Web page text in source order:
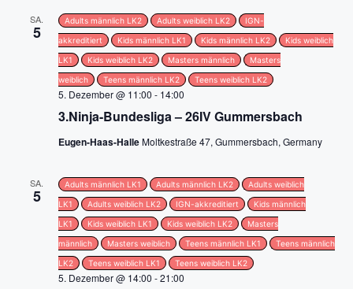
SA.
5
3.Ninja-Bundesliga – 26IV Gummersbach
5. Dezember @ 11:00 - 14:00
Adults männlich LK2 Adults weiblich LK2 IGN-
akkreditiert Kids männlich LK1 Kids männlich LK2 Kids weiblich
LK1 Kids weiblich LK2 Masters männlich Masters
weiblich Teens männlich LK2 Teens weiblich LK2
Eugen-Haas-HalleMoltkestraße 47, Gummersbach, Germany
SA.
5
5. Dezember @ 14:00 -21:00
Adults männlich LK1 Adults männlich LK2 Adults weiblich
LK1 Adults weiblich LK2 IGN-akkreditiert Kids männlich
LK1 Kids weiblich LK1 Kids weiblich LK2 Masters
männlich Masters weiblich Teens männlich LK1 Teens männlich
LK2 Teens weiblich LK1 Teens weiblich LK2